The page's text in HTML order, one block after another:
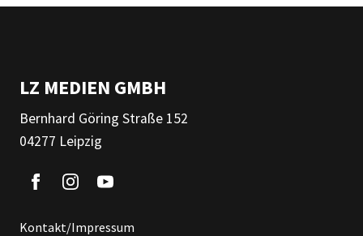
LZ MEDIEN GMBH
Bernhard Göring Straße 152
04277 Leipzig
Kontakt/Impressum